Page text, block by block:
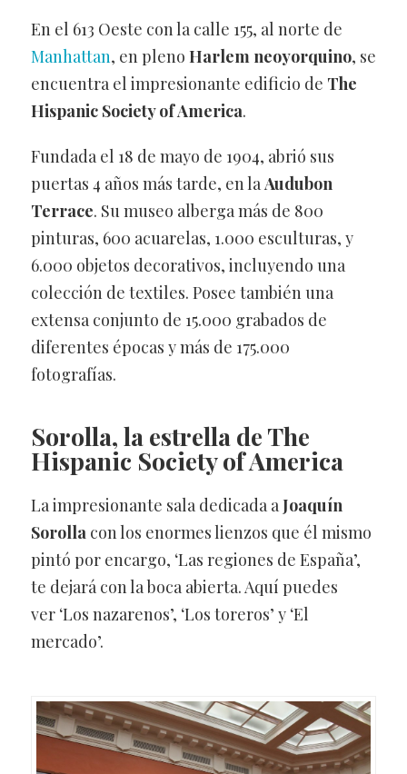
En el 613 Oeste con la calle 155, al norte de
Manhattan, en pleno Harlem neoyorquino, se
encuentra el impresionante edificio de The
Hispanic Society of America.
Fundada el 18 de mayo de 1904, abrió sus
puertas 4 años más tarde, en la Audubon
Terrace. Su museo alberga más de 800
pinturas, 600 acuarelas, 1.000 esculturas, y
6.000 objetos decorativos, incluyendo una
colección de textiles. Posee también una
extensa conjunto de 15.000 grabados de
diferentes épocas y más de 175.000
fotografías.
Sorolla, la estrella de The
Hispanic Society of America
La impresionante sala dedicada a Joaquín
Sorolla con los enormes lienzos que él mismo
pintó por encargo, ‘Las regiones de España’,
te dejará con la boca abierta. Aquí puedes
ver ‘Los nazarenos’, ‘Los toreros’ y ‘El
mercado’.